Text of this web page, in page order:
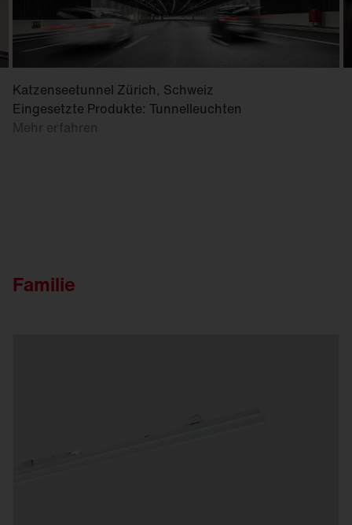
Katzenseetunnel Zürich, Schweiz
Eingesetzte Produkte: Tunnelleuchten
Mehr erfahren
Familie